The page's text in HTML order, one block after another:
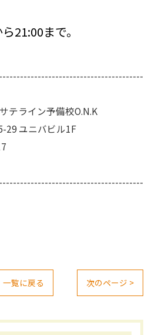
21:00まで。
テライン予備校O.N.K
29 ユニバビル1F
一覧に戻る 次のページ >